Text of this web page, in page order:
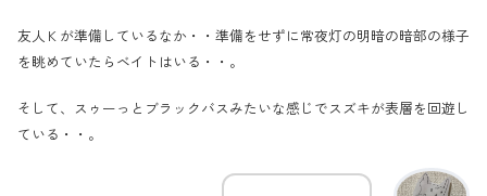
友人Ｋが準備しているなか・・準備をせずに常夜灯の明暗の暗部の様子
を眺めていたらベイトはいる・・。
そして、スゥーっとブラックバスみたいな感じでスズキが表層を回遊し
ている・・。